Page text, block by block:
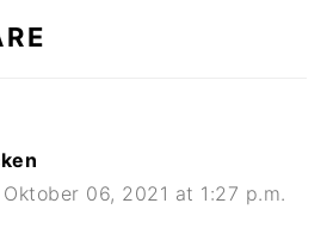
Oktober 06, 2021 at 1:27 p.m.